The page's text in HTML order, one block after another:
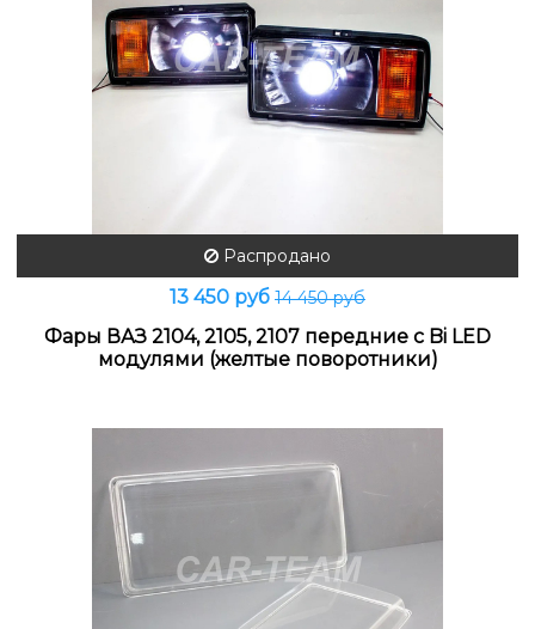
Распродано
13 450 руб 14 450 руб
Фары ВАЗ 2104, 2105, 2107 передние с Bi LED
модулями (желтые поворотники)